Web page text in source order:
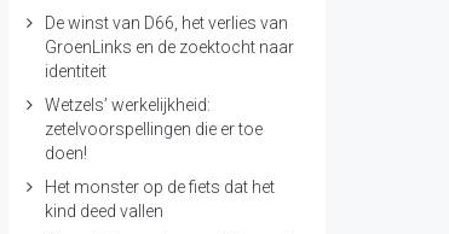
De winst van D66, het verlies van
GroenLinks en de zoektocht naar
identiteit
Wetzels’ werkelijkheid:
zetelvoorspellingen die er toe
doen!
Het monster op de fiets dat het
kind deed vallen